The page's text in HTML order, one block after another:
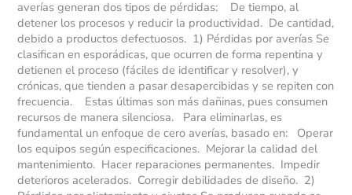
averías generan dos tipos de pérdidas: De tiempo, al
detener los procesos y reducir la productividad. De cantidad,
debido a productos defectuosos. 1) Pérdidas por averías Se
clasifican en esporádicas, que ocurren de forma repentina y
detienen el proceso (fáciles de identificar y resolver), y
crónicas, que tienden a pasar desapercibidas y se repiten con
frecuencia. Estas últimas son más dañinas, pues consumen
recursos de manera silenciosa. Para eliminarlas, es
fundamental un enfoque de cero averías, basado en: Operar
los equipos según especificaciones. Mejorar la calidad del
mantenimiento. Hacer reparaciones permanentes. Impedir
deterioros acelerados. Corregir debilidades de diseño. 2)